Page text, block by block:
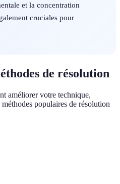
et la concentration
cruciales pour
de résolution
améliorer votre technique,
populaires de résolution